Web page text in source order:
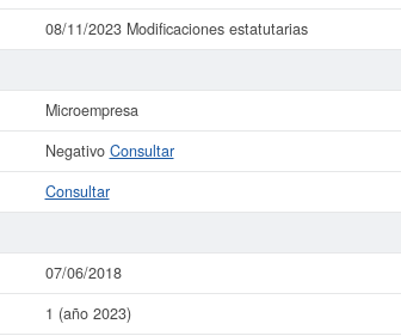
08/11/2023 Modificaciones estatutarias
Microempresa
Negativo Consultar
Consultar
07/06/2018
1 (año 2023)